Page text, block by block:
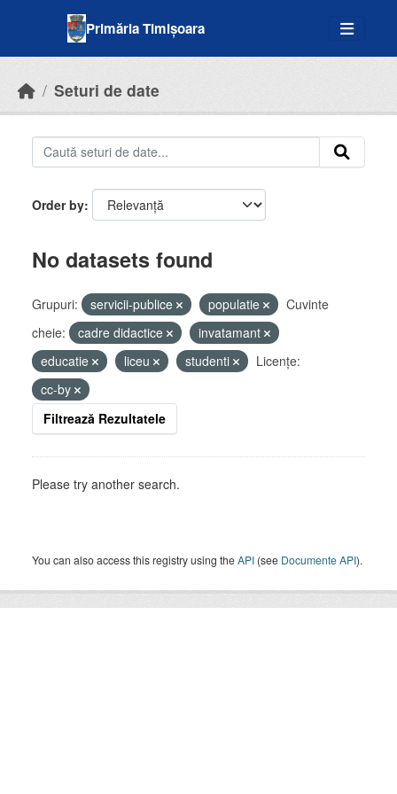
Primăria Timișoara
Seturi de date
Order by
No datasets found
Grupuri: servicii-publice populatie
Cuvinte
cheie:
cadre didactice
invatamant
educatie
liceu studenti
Licenţe:
cc-by
Filtrează Rezultatele
Please try another search.
You can also access this registry using theAPI (see Documente API).